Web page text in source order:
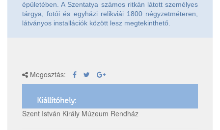
épületében. A Szentatya számos ritkán látott személyes
tárgya, fotói és egyházi relikviái 1800 négyzetméteren,
látványos installációk között lesz megtekinthető.
Megosztás:
Kiállítóhely:
Szent István Király Múzeum Rendház